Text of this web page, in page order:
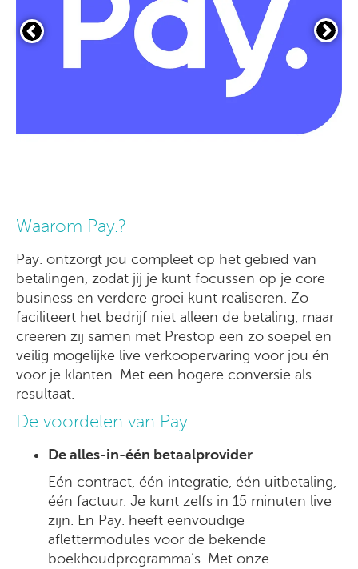
Waarom Pay.?
Pay. ontzorgt jou compleet op het gebied van
betalingen, zodat jij je kunt focussen op je core
business en verdere groei kunt realiseren. Zo
faciliteert het bedrijf niet alleen de betaling, maar
creëren zij samen met Prestop een zo soepel en
veilig mogelijke live verkoopervaring voor jou én
voor je klanten. Met een hogere conversie als
resultaat.
De voordelen van Pay.
De alles-in-één betaalprovider
Eén contract, één integratie, één uitbetaling,
één factuur. Je kunt zelfs in 15 minuten live
zijn. En Pay. heeft eenvoudige
aflettermodules voor de bekende
boekhoudprogramma’s. Met onze